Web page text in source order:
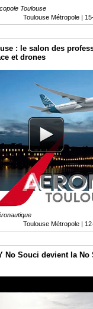
Toulouse
Toulouse Métropole |
: le salon des
et drones
Toulouse Métropole |
No Souci devient la No